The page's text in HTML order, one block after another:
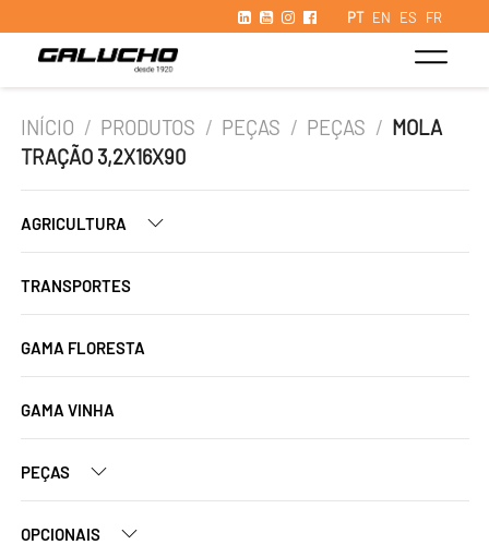
PT EN ES FR
INÍCIO / PRODUTOS / PEÇAS / PEÇAS / MOLA
TRAÇÃO 3,2X16X90
AGRICULTURA
TRANSPORTES
GAMA FLORESTA
GAMA VINHA
PEÇAS
OPCIONAIS